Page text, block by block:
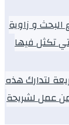
و زاوية
تكثل فيها
لتدارك هذه
عمل لشريحة